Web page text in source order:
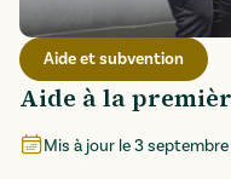
Aide et subvention
Aide à la
Mis à jour le3